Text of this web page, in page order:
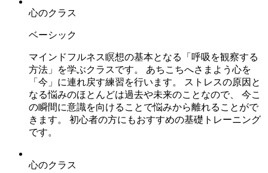
心のクラス
ベーシック
マインドフルネス瞑想の基本となる「呼吸を観察する
方法」を学ぶクラスです。 あちこちへさまよう心を
「今」に連れ戻す練習を行います。 ストレスの原因と
なる悩みのほとんどは過去や未来のことなので、 今こ
の瞬間に意識を向けることで悩みから離れることがで
きます。 初心者の方にもおすすめの基礎トレーニング
です。
心のクラス